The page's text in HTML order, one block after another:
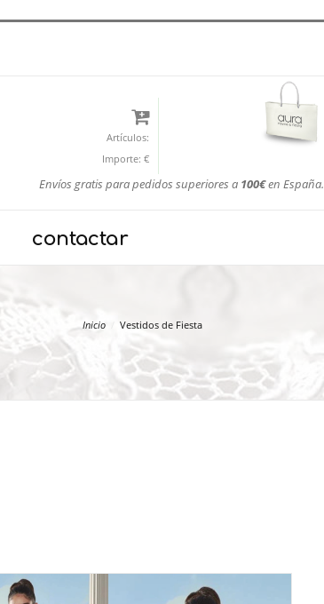
Artículos:
Importe: €
Envíos gratis para pedidos superiores a 100€en España.
contactar
Inicio Vestidos de Fiesta